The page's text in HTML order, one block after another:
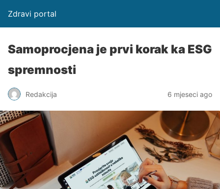
Zdravi portal
Samoprocjena je prvi korak ka ESG
spremnosti
Redakcija 6 mjeseci ago